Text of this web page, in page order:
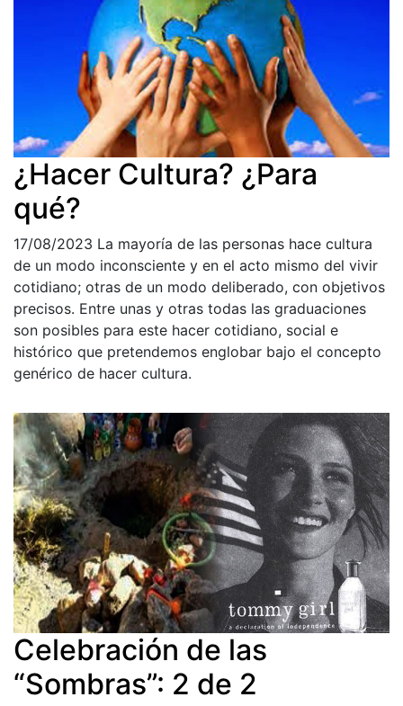
¿Hacer Cultura? ¿Para
qué?
17/08/2023 La mayoría de las personas hace cultura
de un modo inconsciente y en el acto mismo del vivir
cotidiano; otras de un modo deliberado, con objetivos
precisos. Entre unas y otras todas las graduaciones
son posibles para este hacer cotidiano, social e
histórico que pretendemos englobar bajo el concepto
genérico de hacer cultura.
Celebración de las
“Sombras”: 2 de 2